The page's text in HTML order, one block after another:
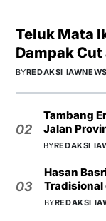
Teluk Mata
Dampak Cut
BYREDAKSI IAWNEWS
02
Tambang
Jalan
BYREDAKSI
03
Hasan
Tradisional
BYREDAKSI